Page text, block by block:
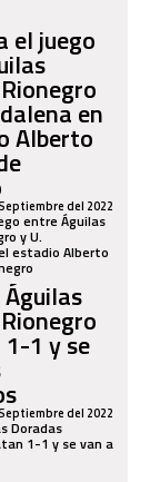
el juego
en
Alberto
del 2022
entre Águilas
y U.
estadio Alberto
1 y se
del 2022
Doradas
1-1 y se van a